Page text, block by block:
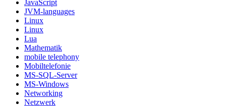
JavaScript
JVM-languages
Linux
Linux
Lua
Mathematik
mobile telephony
Mobiltelefonie
MS-SQL-Server
MS-Windows
Networking
Netzwerk